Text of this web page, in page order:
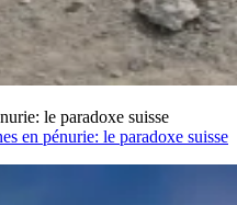
le paradoxe suisse
en pénurie: le paradoxe suisse